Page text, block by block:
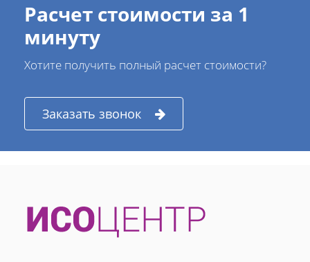
Расчет стоимости за 1
минуту
Хотите получить полный расчет стоимости?
Заказать звонок